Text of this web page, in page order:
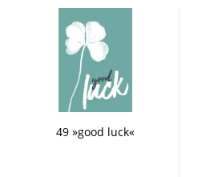
49 »good luck«